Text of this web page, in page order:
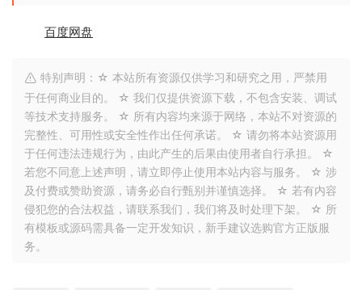
百度网盘
特别声明：☆ 本站所有资源仅供学习和研究之用，严禁用
于任何商业目的。 ☆ 我们仅提供资源下载，不包含安装、调试
等技术支持服务。 ☆ 所有内容均来源于网络，本站不对资源的
完整性、可用性或安全性作出任何承诺。 ☆ 请勿将本站资源用
于任何违法违规行为，由此产生的后果由使用者自行承担。 ☆
若您不同意上述声明，请立即停止使用本站内容与服务。 ☆ 涉
及付费或赞助资源，请务必自行甄别并谨慎选择。 ☆ 若有内容
侵犯您的合法权益，请联系我们，我们将及时处理下架。 ☆ 所
有模板或源码需具备一定开发知识，新手建议选购官方正版服
务。